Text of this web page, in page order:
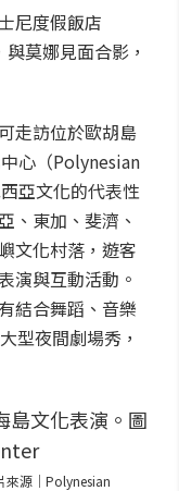
尼度假飯店
莫娜見面合影，
走訪位於歐胡島
心（Polynesian
亞文化的代表性
、東加、斐濟、
文化村落，遊客
演與互動活動。
結合舞蹈、音樂
型夜間劇場秀，
來源｜Polynesian